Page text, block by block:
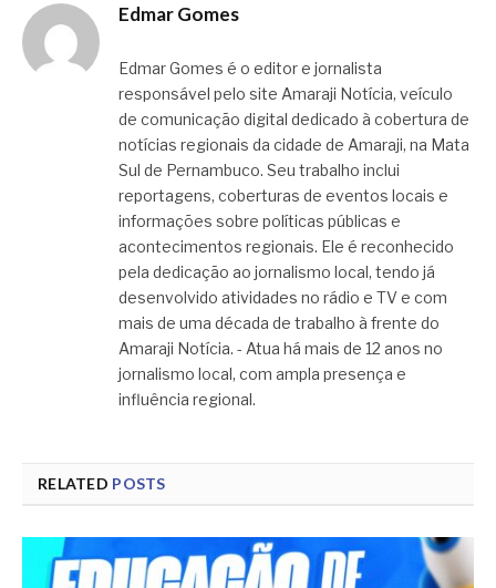
Edmar Gomes
Edmar Gomes é o editor e jornalista
responsável pelo site Amaraji Notícia, veículo
de comunicação digital dedicado à cobertura de
notícias regionais da cidade de Amaraji, na Mata
Sul de Pernambuco. Seu trabalho inclui
reportagens, coberturas de eventos locais e
informações sobre políticas públicas e
acontecimentos regionais. Ele é reconhecido
pela dedicação ao jornalismo local, tendo já
desenvolvido atividades no rádio e TV e com
mais de uma década de trabalho à frente do
Amaraji Notícia. - Atua há mais de 12 anos no
jornalismo local, com ampla presença e
influência regional.
RELATED POSTS